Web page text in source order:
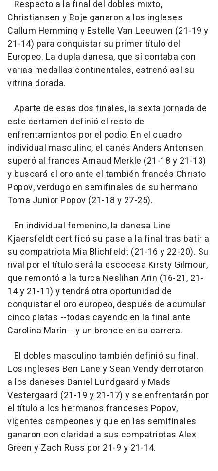
Respecto a la final del dobles mixto,
Christiansen y Boje ganaron a los ingleses
Callum Hemming y Estelle Van Leeuwen (21-19 y
21-14) para conquistar su primer título del
Europeo. La dupla danesa, que sí contaba con
varias medallas continentales, estrenó así su
vitrina dorada.
Aparte de esas dos finales, la sexta jornada de
este certamen definió el resto de
enfrentamientos por el podio. En el cuadro
individual masculino, el danés Anders Antonsen
superó al francés Arnaud Merkle (21-18 y 21-13)
y buscará el oro ante el también francés Christo
Popov, verdugo en semifinales de su hermano
Toma Junior Popov (21-18 y 27-25).
En individual femenino, la danesa Line
Kjaersfeldt certificó su pase a la final tras batir a
su compatriota Mia Blichfeldt (21-16 y 22-20). Su
rival por el título será la escocesa Kirsty Gilmour,
que remontó a la turca Neslihan Arin (16-21, 21-
14 y 21-11) y tendrá otra oportunidad de
conquistar el oro europeo, después de acumular
cinco platas --todas cayendo en la final ante
Carolina Marín-- y un bronce en su carrera.
El dobles masculino también definió su final.
Los ingleses Ben Lane y Sean Vendy derrotaron
a los daneses Daniel Lundgaard y Mads
Vestergaard (21-19 y 21-17) y se enfrentarán por
el título a los hermanos franceses Popov,
vigentes campeones y que en las semifinales
ganaron con claridad a sus compatriotas Alex
Green y Zach Russ por 21-9 y 21-14.